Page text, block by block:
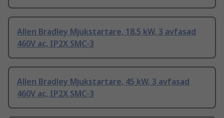
Allen Bradley Mjukstartare, 18.5 kW, 3 avfasad
460V ac, IP2X SMC-3
Allen Bradley Mjukstartare, 45 kW, 3 avfasad
460V ac, IP2X SMC-3